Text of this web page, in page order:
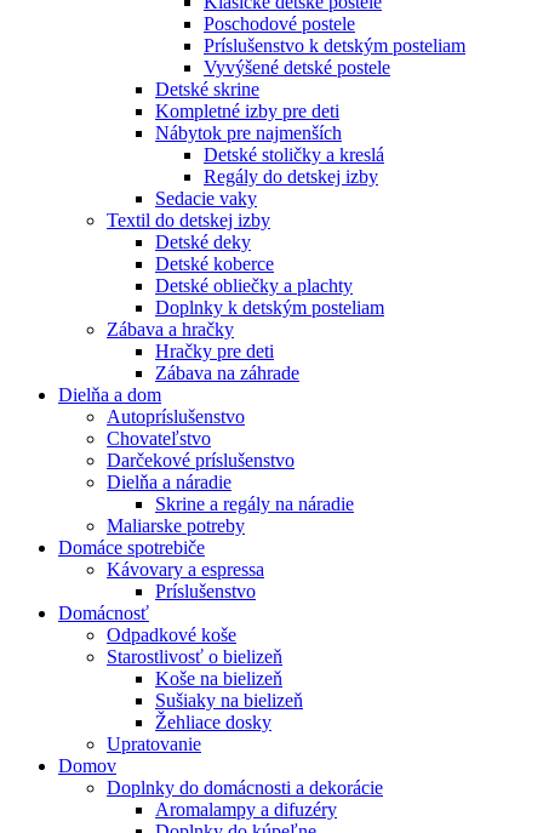
Poschodové postele
Príslušenstvo k detským posteliam
Vyvýšené detské postele
Detské skrine
Kompletné izby pre deti
Nábytok pre najmenších
Detské stoličky a kreslá
Regály do detskej izby
Sedacie vaky
Textil do detskej izby
Detské deky
Detské koberce
Detské obliečky a plachty
Doplnky k detským posteliam
Zábava a hračky
Hračky pre deti
Zábava na záhrade
Dielňa a dom
Autopríslušenstvo
Chovateľstvo
Darčekové príslušenstvo
Dielňa a náradie
Skrine a regály na náradie
Maliarske potreby
Domáce spotrebiče
Kávovary a espressa
Príslušenstvo
Domácnosť
Odpadkové koše
Starostlivosť o bielizeň
Koše na bielizeň
Sušiaky na bielizeň
Žehliace dosky
Upratovanie
Domov
Doplnky do domácnosti a dekorácie
Aromalampy a difuzéry